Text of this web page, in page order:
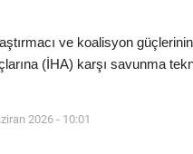
ve koalisyon
(İHA) karşı savunma
2026 - 10:01